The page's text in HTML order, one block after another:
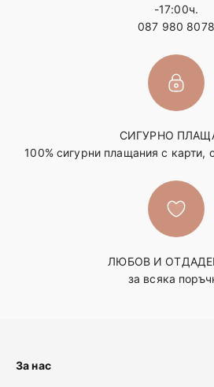
-17:00ч.
087 980 8078
СИГУРНО
100% сигурни плащания с карти,
ЛЮБОВ И
за всяка
За нас